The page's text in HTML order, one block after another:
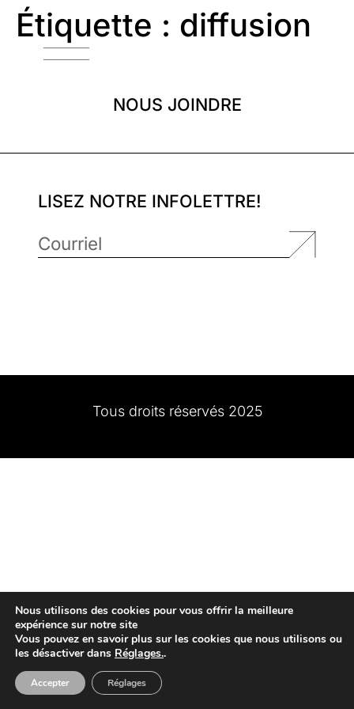
Étiquette : diffusion
NOUS JOINDRE
LISEZ NOTRE INFOLETTRE!
Tous droits réservés 2025
Nous utilisons des cookies pour vous offrir la meilleure
expérience sur notre site
Vous pouvez en savoir plus sur les cookies que nous utilisons ou
les désactiver dans Réglages..
Accepter Réglages